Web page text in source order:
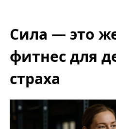
Сила — это
фитнес для
страха